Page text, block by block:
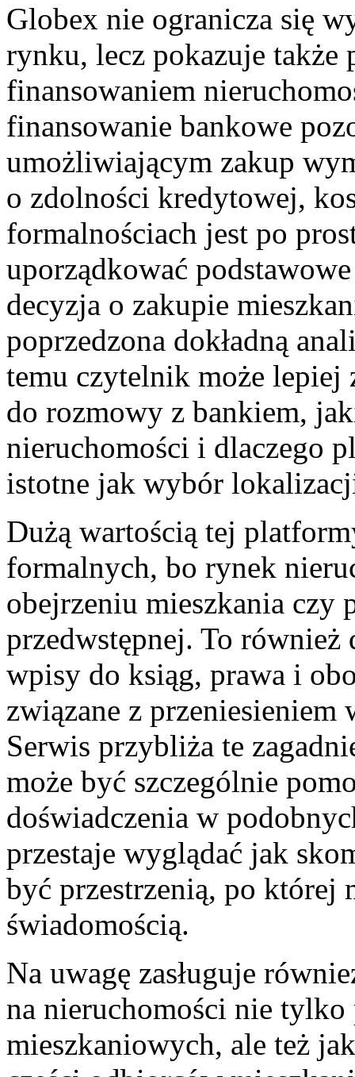
Globex nie ogranicza się
rynku, lecz pokazuje także
finansowaniem
finansowanie bankowe
umożliwiającym zakup
o zdolności kredytowej,
formalnościach jest po
uporządkować
decyzja o zakupie
poprzedzona dokładną
temu czytelnik może lepiej
do rozmowy z bankiem,
nieruchomości i dlaczego
istotne jak wybór
Dużą wartością tej
formalnych, bo rynek
obejrzeniu mieszkania czy
przedwstępnej. To również
wpisy do ksiąg, prawa i
związane z przeniesieniem
Serwis przybliża te
może być szczególnie
doświadczenia w
przestaje wyglądać jak
być przestrzenią, po której
świadomością.
Na uwagę zasługuje
na nieruchomości nie tylko
mieszkaniowych, ale też